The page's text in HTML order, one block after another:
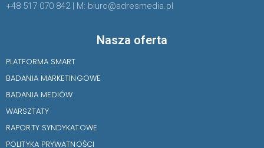
+48 517 070 842 | M: biuro@adresmedia.pl
Nasza oferta
PLATFORMA SMART
BADANIA MARKETINGOWE
BADANIA MEDIÓW
WARSZTATY
RAPORTY SYNDYKATOWE
POLITYKA PRYWATNOŚCI